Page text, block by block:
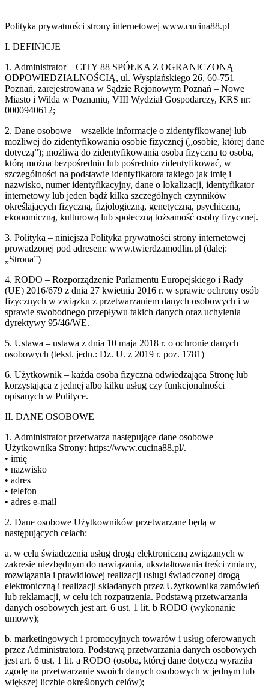
Polityka prywatności strony internetowej www.cucina88.pl
I. DEFINICJE
1. Administrator – CITY 88 SPÓŁKA Z OGRANICZONĄ
ODPOWIEDZIALNOŚCIĄ, ul. Wyspiańskiego 26, 60-751
Poznań, zarejestrowana w Sądzie Rejonowym Poznań – Nowe
Miasto i Wilda w Poznaniu, VIII Wydział Gospodarczy, KRS nr:
0000940612;
2. Dane osobowe – wszelkie informacje o zidentyfikowanej lub
możliwej do zidentyfikowania osobie fizycznej („osobie, której dane
dotyczą”); możliwa do zidentyfikowania osoba fizyczna to osoba,
którą można bezpośrednio lub pośrednio zidentyfikować, w
szczególności na podstawie identyfikatora takiego jak imię i
nazwisko, numer identyfikacyjny, dane o lokalizacji, identyfikator
internetowy lub jeden bądź kilka szczególnych czynników
określających fizyczną, fizjologiczną, genetyczną, psychiczną,
ekonomiczną, kulturową lub społeczną tożsamość osoby fizycznej.
3. Polityka – niniejsza Polityka prywatności strony internetowej
prowadzonej pod adresem: www.twierdzamodlin.pl (dalej:
„Strona”)
4. RODO – Rozporządzenie Parlamentu Europejskiego i Rady
(UE) 2016/679 z dnia 27 kwietnia 2016 r. w sprawie ochrony osób
fizycznych w związku z przetwarzaniem danych osobowych i w
sprawie swobodnego przepływu takich danych oraz uchylenia
dyrektywy 95/46/WE.
5. Ustawa – ustawa z dnia 10 maja 2018 r. o ochronie danych
osobowych (tekst. jedn.: Dz. U. z 2019 r. poz. 1781)
6. Użytkownik – każda osoba fizyczna odwiedzająca Stronę lub
korzystająca z jednej albo kilku usług czy funkcjonalności
opisanych w Polityce.
II. DANE OSOBOWE
1. Administrator przetwarza następujące dane osobowe
Użytkownika Strony: https://www.cucina88.pl/.
• imię
• nazwisko
• adres
• telefon
• adres e-mail
2. Dane osobowe Użytkowników przetwarzane będą w
następujących celach:
a. w celu świadczenia usług drogą elektroniczną związanych w
zakresie niezbędnym do nawiązania, ukształtowania treści zmiany,
rozwiązania i prawidłowej realizacji usługi świadczonej drogą
elektroniczną i realizacji składanych przez Użytkownika zamówień
lub reklamacji, w celu ich rozpatrzenia. Podstawą przetwarzania
danych osobowych jest art. 6 ust. 1 lit. b RODO (wykonanie
umowy);
b. marketingowych i promocyjnych towarów i usług oferowanych
przez Administratora. Podstawą przetwarzania danych osobowych
jest art. 6 ust. 1 lit. a RODO (osoba, której dane dotyczą wyraziła
zgodę na przetwarzanie swoich danych osobowych w jednym lub
większej liczbie określonych celów);